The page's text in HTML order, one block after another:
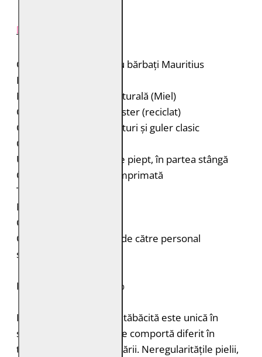
Cămașă de piele pentru bărbați Mauritius
Brand: Mauritius
Material: 100% piele naturală (Miel)
Căptușeală: 100% poliester (reciclat)
Cămașă de piele cu nasturi și guler clasic
Cusături decorative
Un buzunar orizontal pe piept, în partea stângă
Căptușeală interioară imprimată
Tiv rotunjit
Nasture la mâneci
Croială: Regular Fit
Curățare: Spălare doar de către personal
specializat
PIELE NATURALĂ: 100%
Fiecare bucată de piele tăbăcită este unică în
structură, grosimea și se comportă diferit în
timpul vopsirii și procesării. Neregularitățile pielii,